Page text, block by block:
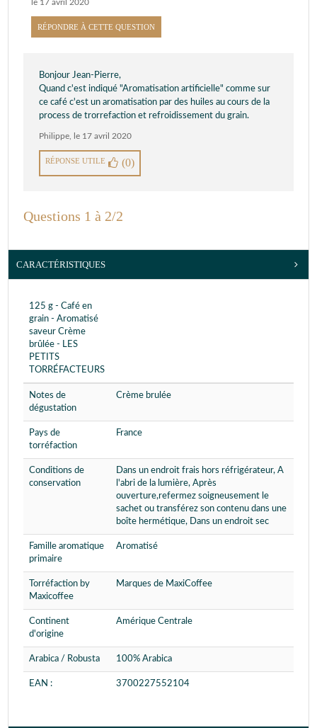
le 17 avril 2020
RÉPONDRE À CETTE QUESTION
Bonjour Jean-Pierre,
Quand c'est indiqué "Aromatisation artificielle" comme sur
ce café c'est un aromatisation par des huiles au cours de la
process de trorrefaction et refroidissement du grain.
Philippe le 17 avril 2020
RÉPONSE UTILE (0)
Questions 1 à 2/2
CARACTÉRISTIQUES
125 g - Café en
grain - Aromatisé
saveur Crème
brûlée - LES
PETITS
TORRÉFACTEURS
Notes de
dégustation
Crème brulée
Pays de
torréfaction
France
Conditions de
conservation
Dans un endroit frais hors réfrigérateur, A
l'abri de la lumière, Après
ouverture,refermez soigneusement le
sachet ou transférez son contenu dans une
boîte hermétique, Dans un endroit sec
Famille aromatique
primaire
Aromatisé
Torréfaction by
Maxicoffee
Marques de MaxiCoffee
Continent
d'origine
Amérique Centrale
Arabica / Robusta 100% Arabica
EAN : 3700227552104